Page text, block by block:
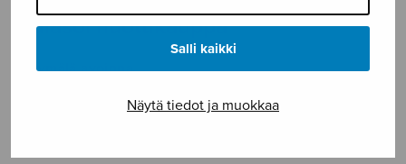
Salli kaikki
Näytä tiedot ja muokkaa
Sulasol nuottikauppa
Myymälä avoinna